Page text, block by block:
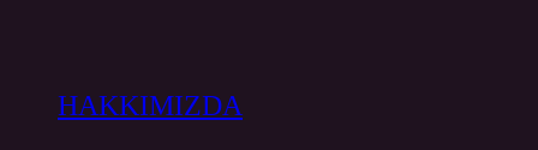
HAKKIMIZDA